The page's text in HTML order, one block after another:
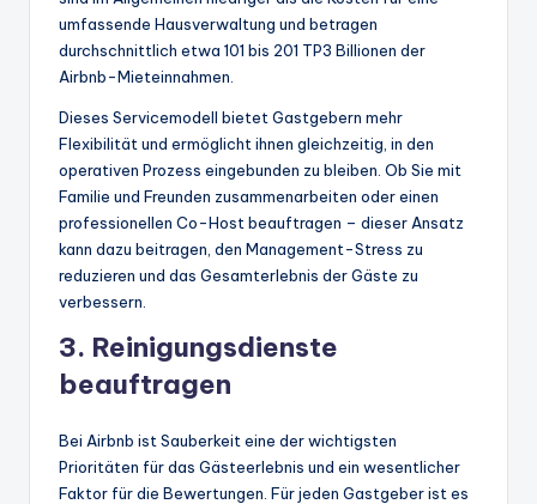
umfassende Hausverwaltung und betragen
durchschnittlich etwa 101 bis 201 TP3 Billionen der
Airbnb-Mieteinnahmen.
Dieses Servicemodell bietet Gastgebern mehr
Flexibilität und ermöglicht ihnen gleichzeitig, in den
operativen Prozess eingebunden zu bleiben. Ob Sie mit
Familie und Freunden zusammenarbeiten oder einen
professionellen Co-Host beauftragen – dieser Ansatz
kann dazu beitragen, den Management-Stress zu
reduzieren und das Gesamterlebnis der Gäste zu
verbessern.
3. Reinigungsdienste
beauftragen
Bei Airbnb ist Sauberkeit eine der wichtigsten
Prioritäten für das Gästeerlebnis und ein wesentlicher
Faktor für die Bewertungen. Für jeden Gastgeber ist es